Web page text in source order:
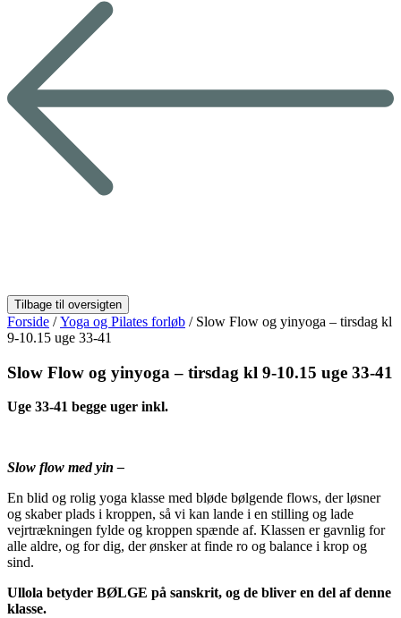
Forside /Yoga og Pilates forløb / Slow Flow og yinyoga – tirsdag kl
9-10.15 uge 33-41
Slow Flow og yinyoga – tirsdag kl 9-10.15 uge 33-41
Uge 33-41 begge uger inkl.
Slow flow med yin –
En blid og rolig yoga klasse med bløde bølgende flows, der løsner
og skaber plads i kroppen, så vi kan lande i en stilling og lade
vejrtrækningen fylde og kroppen spænde af. Klassen er gavnlig for
alle aldre, og for dig, der ønsker at finde ro og balance i krop og
sind.
Ullola betyder BØLGE på sanskrit, og de bliver en del af denne
klasse.